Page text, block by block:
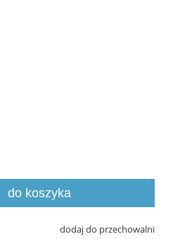
do koszyka
dodaj do przechowalni